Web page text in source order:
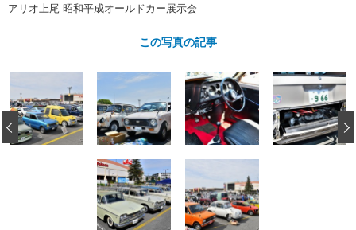
カーメーカー「旧車」関連プロジ
イベント
アリオ上尾 昭和平成オールドカー展示会
この写真の記事
‹